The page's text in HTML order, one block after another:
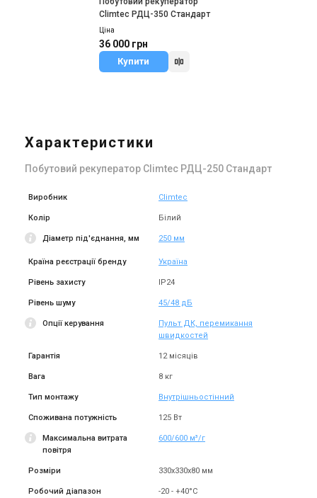
Climtec РДЦ-350 Стандарт
Ціна
36 000 грн
Купити
Характеристики
Побутовий рекуператор Climtec РДЦ-250 Стандарт
Виробник Climtec
Колір Білий
Діаметр під'єднання, мм 250 мм
Країна реєстрації бренду Україна
Рівень захисту IP24
Рівень шуму 45/48 дБ
Опції керування
Пульт ДК, перемикання
швидкостей
Гарантія 12 місяців
Вага 8 кг
Тип монтажу Внутрішньостінний
Споживана потужність 125 Вт
Максимальна витрата
повітря
600/600 м³/г
Розміри 330х330х80 мм
Робочий діапазон
-20 - +40°С